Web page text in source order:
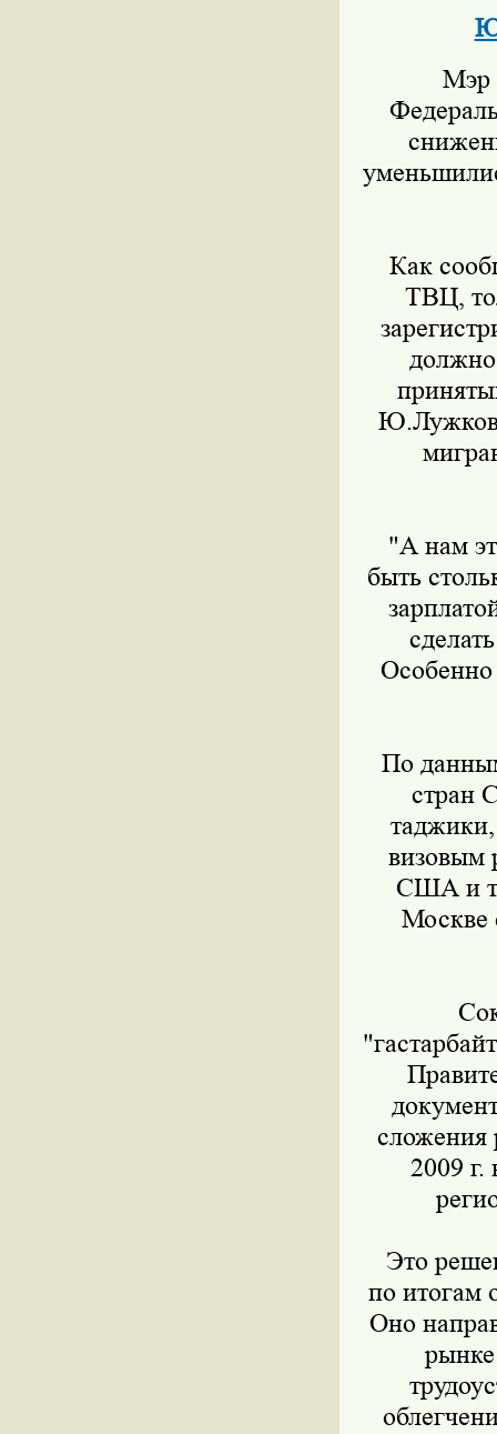
Мэр
Как
ТВЦ,
должно
"А нам
быть
Особенно
По
стран
визовым
США и
Москве
сложения
2009 г.
Это
по итогам
Оно
рынке